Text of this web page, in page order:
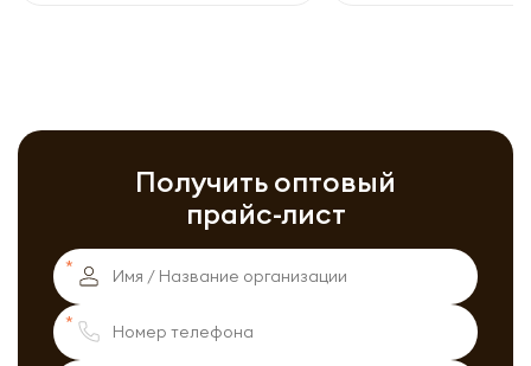
Получить оптовый
прайс-лист